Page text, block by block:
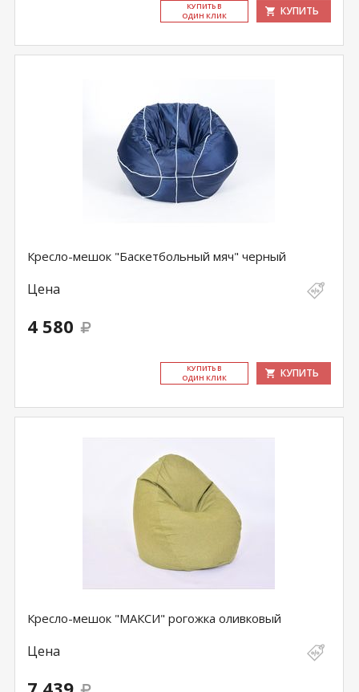
КУ­ПИТЬ В
ОДИН КЛИК
КУПИТЬ
Кресло-мешок "Баскетбольный мяч" черный
Цена
4 580
КУ­ПИТЬ В
ОДИН КЛИК
КУПИТЬ
Кресло-мешок "МАКСИ" рогожка оливковый
Цена